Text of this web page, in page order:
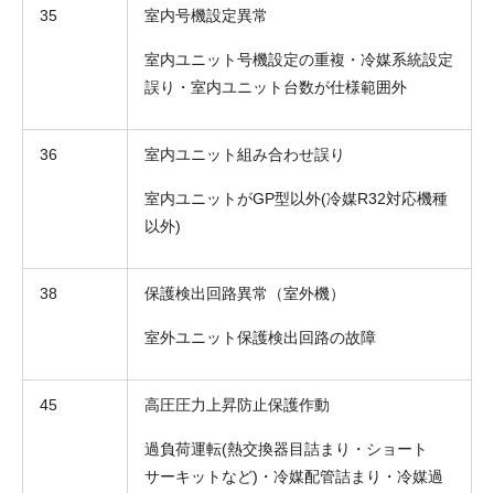
35 室内号機設定異常
室内ユニット号機設定の重複・冷媒系統設定
誤り・室内ユニット台数が仕様範囲外
36 室内ユニット組み合わせ誤り
室内ユニットがGP型以外(冷媒R32対応機種
以外)
38 保護検出回路異常（室外機）
室外ユニット保護検出回路の故障
45 高圧圧力上昇防止保護作動
過負荷運転(熱交換器目詰まり・ショート
サーキットなど)・冷媒配管詰まり・冷媒過
メールアドレス
お問合せ内容
(ご選択ください)
工事お見積り依頼
機器お見積り依頼
ご相談
その他
メッセージ